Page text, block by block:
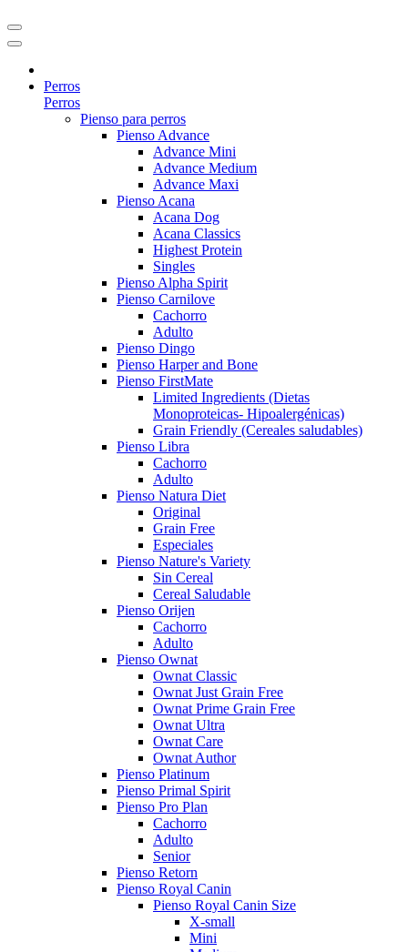
Perros
Perros
Pienso para perros
Pienso Advance
Advance Mini
Advance Medium
Advance Maxi
Pienso Acana
Acana Dog
Acana Classics
Highest Protein
Singles
Pienso Alpha Spirit
Pienso Carnilove
Cachorro
Adulto
Pienso Dingo
Pienso Harper and Bone
Pienso FirstMate
Limited Ingredients (Dietas
Monoproteicas- Hipoalergénicas)
Grain Friendly (Cereales saludables)
Pienso Libra
Cachorro
Adulto
Pienso Natura Diet
Original
Grain Free
Especiales
Pienso Nature's Variety
Sin Cereal
Cereal Saludable
Pienso Orijen
Cachorro
Adulto
Pienso Ownat
Ownat Classic
Ownat Just Grain Free
Ownat Prime Grain Free
Ownat Ultra
Ownat Care
Ownat Author
Pienso Platinum
Pienso Primal Spirit
Pienso Pro Plan
Cachorro
Adulto
Senior
Pienso Retorn
Pienso Royal Canin
Pienso Royal Canin Size
X-small
Mini